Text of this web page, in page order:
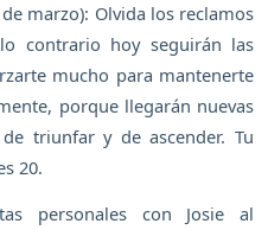
marzo): Olvida los reclamos
contrario hoy seguirán las
mucho para mantenerte
porque llegarán nuevas
triunfar y de ascender. Tu
20.
personales con Josie al